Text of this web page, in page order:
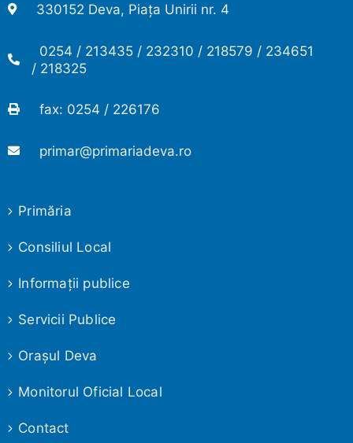
330152 Deva, Piața Unirii nr. 4
0254 / 213435 / 232310 / 218579 / 234651
/ 218325
fax: 0254 / 226176
primar@primariadeva.ro
Primăria
Consiliul Local
Informaţii publice
Servicii Publice
Oraşul Deva
Monitorul Oficial Local
Contact